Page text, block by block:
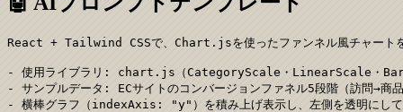
React + Tailwind CSSで、Chart.jsを使ったファンネル風チャートを
- 使用ライブラリ: chart.js（CategoryScale・LinearScale・
- サンプルデータ: ECサイトのコンバージョンファネル5段階（訪問→商
- 横棒グラフ（indexAxis: "y"）を積み上げ表示し、左側を透明にして